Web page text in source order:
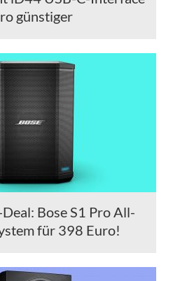
günstiger
Bose S1 Pro All-
für 398 Euro!